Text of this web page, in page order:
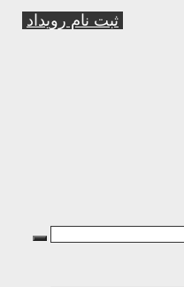
ثبت نام رویداد